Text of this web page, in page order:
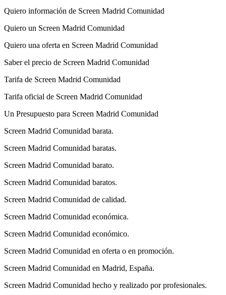
Quiero información de Screen Madrid Comunidad
Quiero un Screen Madrid Comunidad
Quiero una oferta en Screen Madrid Comunidad
Saber el precio de Screen Madrid Comunidad
Tarifa de Screen Madrid Comunidad
Tarifa oficial de Screen Madrid Comunidad
Un Presupuesto para Screen Madrid Comunidad
Screen Madrid Comunidad barata.
Screen Madrid Comunidad baratas.
Screen Madrid Comunidad barato.
Screen Madrid Comunidad baratos.
Screen Madrid Comunidad de calidad.
Screen Madrid Comunidad económica.
Screen Madrid Comunidad económico.
Screen Madrid Comunidad en oferta o en promoción.
Screen Madrid Comunidad en Madrid, España.
Screen Madrid Comunidad hecho y realizado por profesionales.